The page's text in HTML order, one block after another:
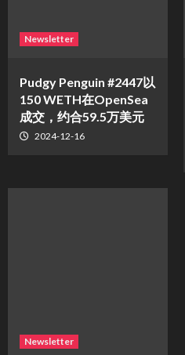
Newsletter
Pudgy Penguin #2447以
150 WETH在OpenSea
成交，约合59.5万美元
2024-12-16
Newsletter